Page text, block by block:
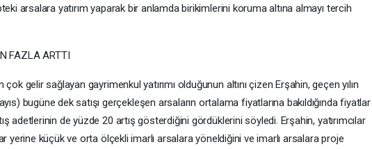
arsalara yatırım yaparak bir anlamda birikimlerini koruma altına almayı tercih
FAZLA ARTTI
çok gelir sağlayan gayrimenkul yatırımı olduğunun altını çizen Erşahin, geçen yılın
bugüne dek satışı gerçekleşen arsaların ortalama fiyatlarına bakıldığında fiyatlar
adetlerinin de yüzde 20 artış gösterdiğini gördüklerini söyledi. Erşahin, yatırımcılar
yerine küçük ve orta ölçekli imarlı arsalara yöneldiğini ve imarlı arsalara proje